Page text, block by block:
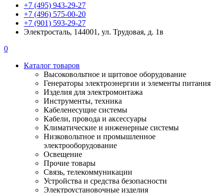
+7 (495) 943-29-27
+7 (496) 575-00-20
+7 (901) 593-29-27
Электросталь, 144001, ул. Трудовая, д. 1в
0
Каталог товаров
Высоковольтное и щитовое оборудование
Генераторы электроэнергии и элементы питания
Изделия для электромонтажа
Инструменты, техника
Кабеленесущие системы
Кабели, провода и аксессуары
Климатические и инженерные системы
Низковольтное и промышленное
электрооборудование
Освещение
Прочие товары
Связь, телекоммуникации
Устройства и средства безопасности
Электроустановочные изделия